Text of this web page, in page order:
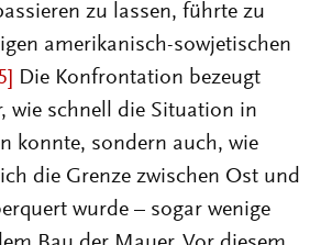
zu lassen, führte zu
amerikanisch-sowjetischen
Die Konfrontation bezeugt
wie schnell die Situation in
konnte, sondern auch, wie
die Grenze zwischen Ost und
wurde – sogar wenige